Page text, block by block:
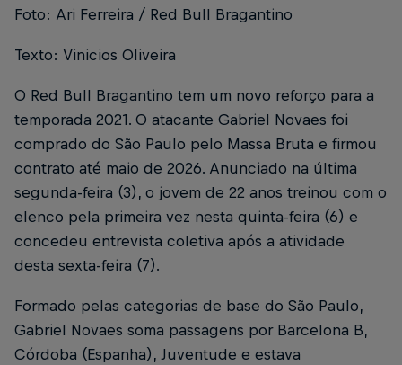
Foto: Ari Ferreira / Red Bull Bragantino
Texto: Vinicios Oliveira
O Red Bull Bragantino tem um novo reforço para a
temporada 2021. O atacante Gabriel Novaes foi
comprado do São Paulo pelo Massa Bruta e firmou
contrato até maio de 2026. Anunciado na última
segunda-feira (3), o jovem de 22 anos treinou com o
elenco pela primeira vez nesta quinta-feira (6) e
concedeu entrevista coletiva após a atividade
desta sexta-feira (7).
Formado pelas categorias de base do São Paulo,
Gabriel Novaes soma passagens por Barcelona B,
Córdoba (Espanha), Juventude e estava